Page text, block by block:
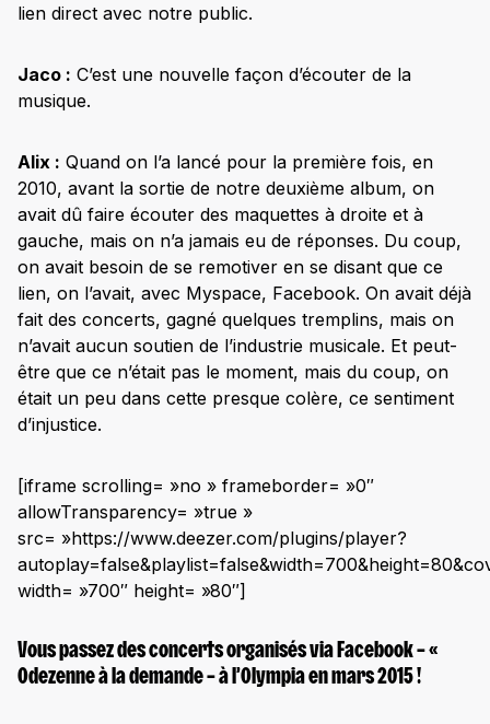
lien direct avec notre public.
Jaco : C’est une nouvelle façon d’écouter de la
musique.
Alix : Quand on l’a lancé pour la première fois, en
2010, avant la sortie de notre deuxième album, on
avait dû faire écouter des maquettes à droite et à
gauche, mais on n’a jamais eu de réponses. Du coup,
on avait besoin de se remotiver en se disant que ce
lien, on l’avait, avec Myspace, Facebook. On avait déjà
fait des concerts, gagné quelques tremplins, mais on
n’avait aucun soutien de l’industrie musicale. Et peut-
être que ce n’était pas le moment, mais du coup, on
était un peu dans cette presque colère, ce sentiment
d’injustice.
[iframe scrolling= »no » frameborder= »0″
allowTransparency= »true »
src= »https://www.deezer.com/plugins/player?
width= »700″ height= »80″]
Vous passez des concerts organisés via Facebook – «
Odezenne à la demande – à l’Olympia en mars 2015 !